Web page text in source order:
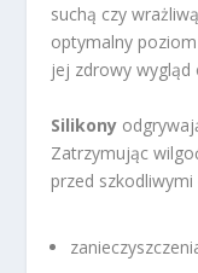
suchą czy
optymalny
jej zdrowy wygląd
Silikony
Zatrzymując
przed